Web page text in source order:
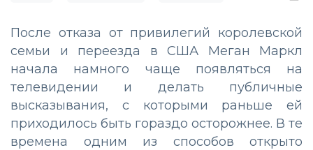
После отказа от привилегий королевской
семьи и переезда в США Меган Маркл
начала намного чаще появляться на
телевидении и делать публичные
высказывания, с которыми раньше ей
приходилось быть гораздо осторожнее. В те
времена одним из способов открыто